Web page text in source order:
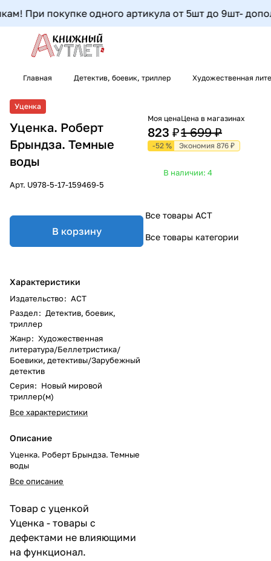
При покупке одного артикула от 5шт до 9шт-
Главная Детектив, боевик, триллер Художественная
Уценка
Уценка. Роберт
Брындза. Темные
воды
Арт. U978-5-17-159469-5
В корзину
Характеристики
Издательство: АСТ
Раздел: Детектив, боевик,
триллер
Жанр: Художественная
литература/Беллетристика/
Боевики, детективы/Зарубежный
детектив
Серия: Новый мировой
триллер(м)
Все характеристики
Описание
Уценка. Роберт Брындза. Темные
воды
Все описание
Товар с уценкой
Уценка - товары с
дефектами не влияющими
на функционал.
Моя цена
823 ₽
Цена в магазинах
1 699 ₽
-52 % Экономия 876 ₽
В наличии: 4
Все товары АСТ
Все товары категории